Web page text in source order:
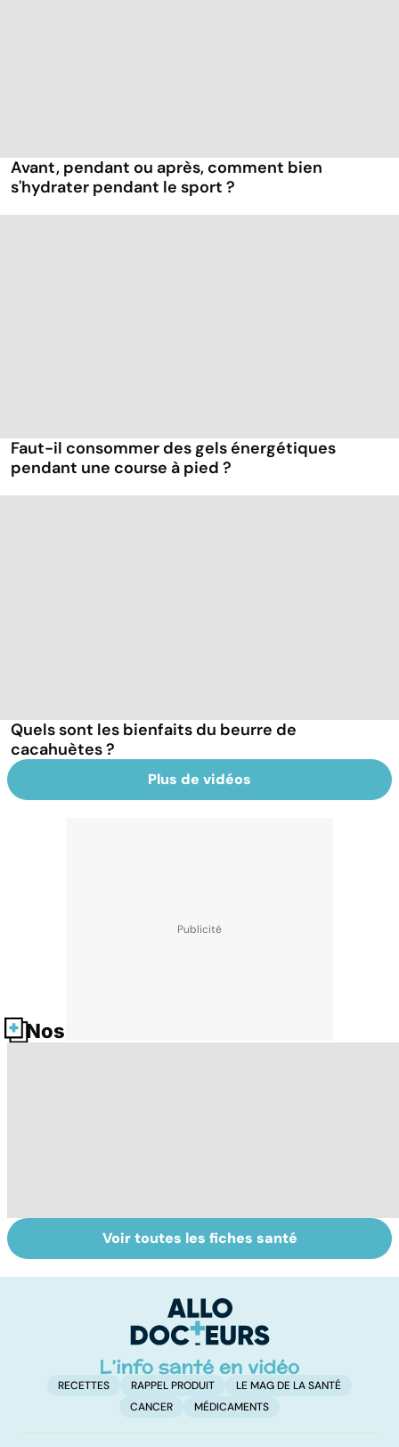
Avant, pendant ou après, comment bien
s'hydrater pendant le sport ?
Faut-il consommer des gels énergétiques
pendant une course à pied ?
Quels sont les bienfaits du beurre de
cacahuètes ?
Plus de vidéos
Nos fiches santé
Comment tenir
ses bonnes
Muscler ses
abdos pour
ventre plat
Voir toutes les fiches santé
RECETTES RAPPEL PRODUIT
LE MAG DE LA SANTÉ
CANCER
MÉDICAMENTS